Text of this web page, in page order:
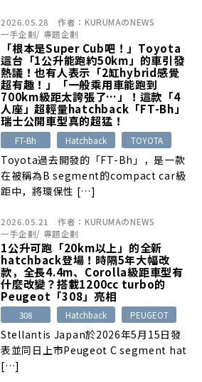
2026.05.28 作者： KURUMAのNEWS
一手企劃/ 專題企劃
「根本是Super Cub吧！」Toyota
這台「1公升能跑約50km」的車引發
熱議！也有人表示「2缸hybrid感覺
超有趣！」「一般乘用車能跑到
700km級距太誇張了…」！這款「4
人座」超輕量hatchback「FT-Bh」
瑞士公開車型真的超猛！
FT-Bh Hatchback TOYOTA
Toyota過去開發的「FT-Bh」，是一款
在被稱為B segment的compact car級
距中，將環保性 […]
2026.05.21 作者： KURUMAのNEWS
一手企劃/ 專題企劃
1公升可跑「20km以上」的全新
hatchback登場！時隔5年大幅改
款，全長4.4m、Corolla級距車型有
什麼改變？搭載1200cc turbo的
Peugeot「308」亮相
308 Hatchback PEUGEOT
Stellantis Japan於2026年5月15日發
表並同日上市Peugeot C segment hat
[…]